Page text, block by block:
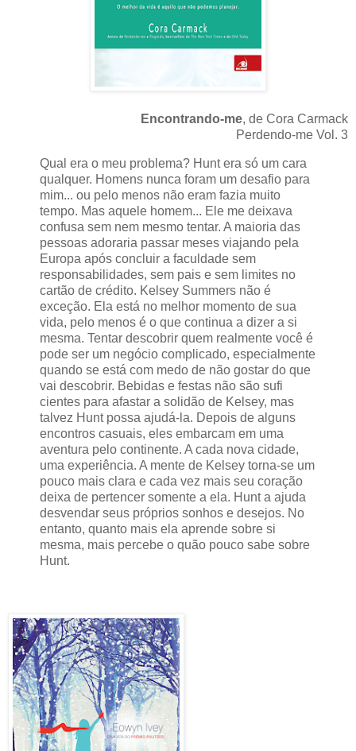
Encontrando-me, de Cora Carmack
Perdendo-me Vol. 3
Qual era o meu problema? Hunt era só um cara
qualquer. Homens nunca foram um desafio para
mim... ou pelo menos não eram fazia muito
tempo. Mas aquele homem... Ele me deixava
confusa sem nem mesmo tentar. A maioria das
pessoas adoraria passar meses viajando pela
Europa após concluir a faculdade sem
responsabilidades, sem pais e sem limites no
cartão de crédito. Kelsey Summers não é
exceção. Ela está no melhor momento de sua
vida, pelo menos é o que continua a dizer a si
mesma. Tentar descobrir quem realmente você é
pode ser um negócio complicado, especialmente
quando se está com medo de não gostar do que
vai descobrir. Bebidas e festas não são sufi
cientes para afastar a solidão de Kelsey, mas
talvez Hunt possa ajudá-la. Depois de alguns
encontros casuais, eles embarcam em uma
aventura pelo continente. A cada nova cidade,
uma experiência. A mente de Kelsey torna-se um
pouco mais clara e cada vez mais seu coração
deixa de pertencer somente a ela. Hunt a ajuda
desvendar seus próprios sonhos e desejos. No
entanto, quanto mais ela aprende sobre si
mesma, mais percebe o quão pouco sabe sobre
Hunt.